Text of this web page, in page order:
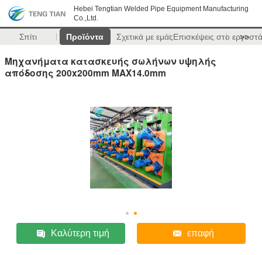
Hebei Tengtian Welded Pipe Equipment Manufacturing
Co.,Ltd.
Σπίτι Προϊόντα Σχετικά με εμάςΕπισκέψεις στο >>
Μηχανήματα κατασκευής σωλήνων υψηλής
απόδοσης 200x200mm MAX14.0mm
Καλύτερη τιμή επαφή